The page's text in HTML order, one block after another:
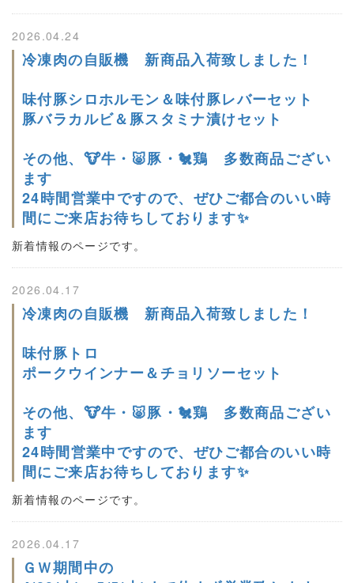
2026.04.24
冷凍肉の自販機 新商品入荷致しました！
味付豚シロホルモン＆味付豚レバーセット
豚バラカルビ＆豚スタミナ漬けセット
その他、🐮牛・🐷豚・🐔鶏 多数商品ござい
ます
24時間営業中ですので、ぜひご都合のいい時
間にご来店お待ちしております✨
新着情報のページです。
2026.04.17
冷凍肉の自販機 新商品入荷致しました！
味付豚トロ
ポークウインナー＆チョリソーセット
その他、🐮牛・🐷豚・🐔鶏 多数商品ござい
ます
24時間営業中ですので、ぜひご都合のいい時
間にご来店お待ちしております✨
新着情報のページです。
2026.04.17
ＧＷ期間中の